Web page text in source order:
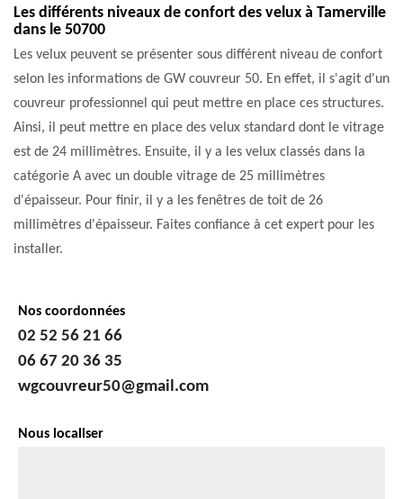
Les différents niveaux de confort des velux à Tamerville
dans le 50700
Les velux peuvent se présenter sous différent niveau de confort
selon les informations de GW couvreur 50. En effet, il s'agit d'un
couvreur professionnel qui peut mettre en place ces structures.
Ainsi, il peut mettre en place des velux standard dont le vitrage
est de 24 millimètres. Ensuite, il y a les velux classés dans la
catégorie A avec un double vitrage de 25 millimètres
d'épaisseur. Pour finir, il y a les fenêtres de toit de 26
millimètres d'épaisseur. Faites confiance à cet expert pour les
installer.
Nos coordonnées
02 52 56 21 66
06 67 20 36 35
wgcouvreur50@gmail.com
Nous localiser